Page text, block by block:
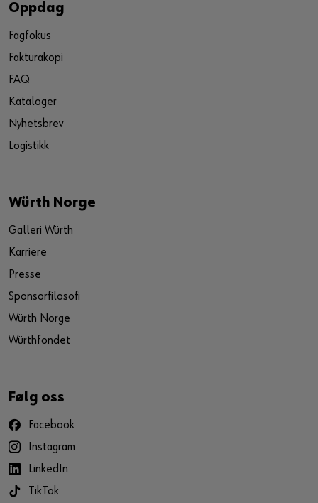
Oppdag
Fagfokus
Fakturakopi
FAQ
Kataloger
Nyhetsbrev
Logistikk
Würth Norge
Galleri Würth
Karriere
Presse
Sponsorfilosofi
Würth Norge
Würthfondet
Følg oss
Facebook
Instagram
LinkedIn
TikTok